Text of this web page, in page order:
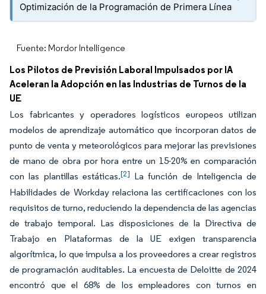
Optimización de la Programación de Primera Línea
Fuente: Mordor Intelligence
Los Pilotos de Previsión Laboral Impulsados por IA
Aceleran la Adopción en las Industrias de Turnos de la
UE
Los fabricantes y operadores logísticos europeos utilizan
modelos de aprendizaje automático que incorporan datos de
punto de venta y meteorológicos para mejorar las previsiones
de mano de obra por hora entre un 15-20% en comparación
con las plantillas estáticas.[2] La función de Inteligencia de
Habilidades de Workday relaciona las certificaciones con los
requisitos de turno, reduciendo la dependencia de las agencias
de trabajo temporal. Las disposiciones de la Directiva de
Trabajo en Plataformas de la UE exigen transparencia
algorítmica, lo que impulsa a los proveedores a crear registros
de programación auditables. La encuesta de Deloitte de 2024
encontró que el 68% de los empleadores con turnos en